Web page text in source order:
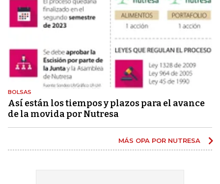
BOLSAS
Así están los tiempos y plazos para el avance
de la movida por Nutresa
MÁS OPA POR NUTRESA